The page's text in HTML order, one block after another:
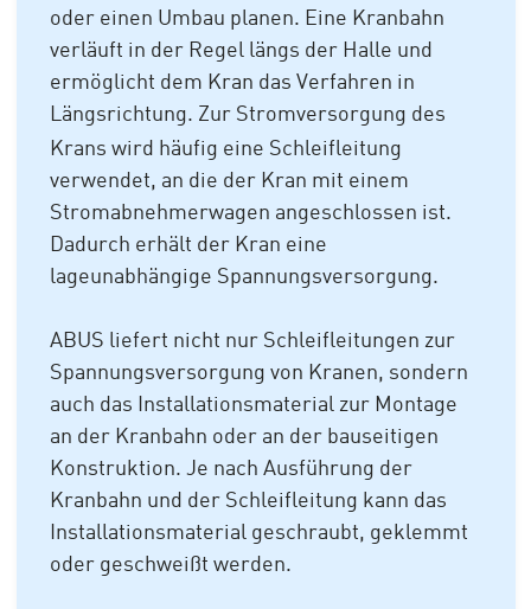
oder einen Umbau planen. Eine Kranbahn
verläuft in der Regel längs der Halle und
ermöglicht dem Kran das Verfahren in
Längsrichtung. Zur Stromversorgung des
Krans wird häufig eine Schleifleitung
verwendet, an die der Kran mit einem
Stromabnehmerwagen angeschlossen ist.
Dadurch erhält der Kran eine
lageunabhängige Spannungsversorgung.
ABUS liefert nicht nur Schleifleitungen zur
Spannungsversorgung von Kranen, sondern
auch das Installationsmaterial zur Montage
an der Kranbahn oder an der bauseitigen
Konstruktion. Je nach Ausführung der
Kranbahn und der Schleifleitung kann das
Installationsmaterial geschraubt, geklemmt
oder geschweißt werden.